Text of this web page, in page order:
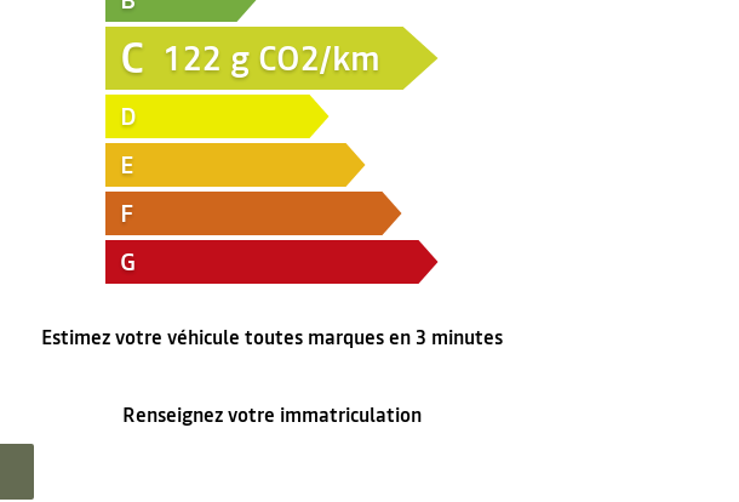
C 122 g CO2/km
D
E
F
G
Estimez votre véhicule toutes marques en 3 minutes
Renseignez votre immatriculation